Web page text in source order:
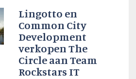
Lingotto en
Common City
Development
verkopen The
Circle aan Team
Rockstars IT